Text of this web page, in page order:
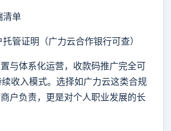
单
证明（广力云合作银行可查）
体系化运营，收款码推广完全可
收入模式。选择如广力云这类合规
户负责，更是对个人职业发展的长